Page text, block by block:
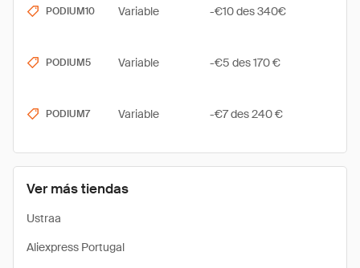
Ver más tiendas
Ustraa
Aliexpress Portugal
PODIUM10 Variable -€10 des 340€
PODIUM5 Variable -€5 des 170 €
PODIUM7 Variable -€7 des 240 €